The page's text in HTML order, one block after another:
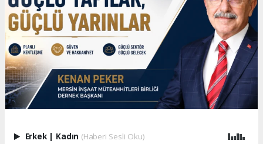
Erkek | Kadın (Haberi Sesli Oku)